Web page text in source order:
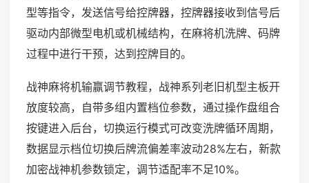
型等指令，发送信号给控牌器，控牌器接收到信号后
驱动内部微型电机或机械结构，在麻将机洗牌、码牌
过程中进行干预，达到控牌目的。
战神麻将机输赢调节教程，战神系列老旧机型主板开
放度较高，自带多组内置档位参数，通过操作盘组合
按键进入后台，切换运行模式可改变洗牌循环周期，
数据显示档位切换后牌流偏差率波动28%左右，新款
加密战神机参数锁定，调节适配率不足10%。